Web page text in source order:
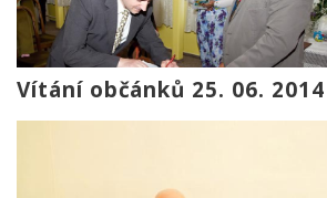
Vítání občánků 25. 06. 2014